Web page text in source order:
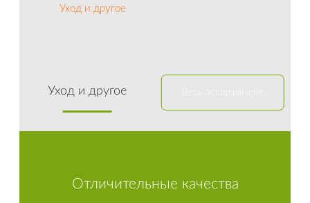
Уход и другое
Отличительные качества